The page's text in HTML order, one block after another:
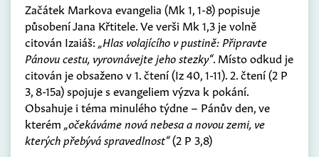
Začátek Markova evangelia (Mk 1, 1-8) popisuje
působení Jana Křtitele. Ve verši Mk 1,3 je volně
citován Izaiáš: „Hlas volajícího v pustině: Připravte
Pánovu cestu, vyrovnávejte jeho stezky“. Místo odkud je
citován je obsaženo v 1. čtení (Iz 40, 1-11). 2. čtení (2 P
3, 8-15a) spojuje s evangeliem výzva k pokání.
Obsahuje i téma minulého týdne – Pánův den, ve
kterém „očekáváme nová nebesa a novou zemi, ve
kterých přebývá spravedlnost“(2 P 3,8)